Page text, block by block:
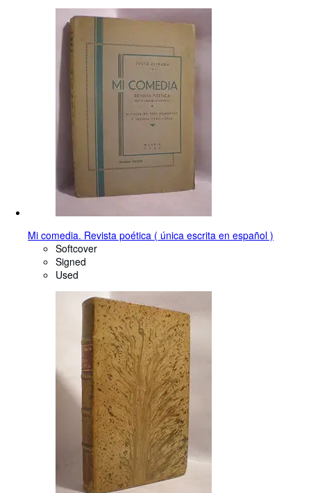
Mi comedia. Revista poética ( única escrita en español )
Softcover
Signed
Used